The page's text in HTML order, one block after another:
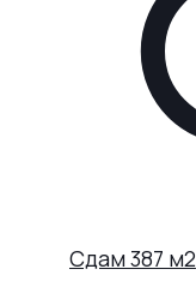
Сдам 387 м2